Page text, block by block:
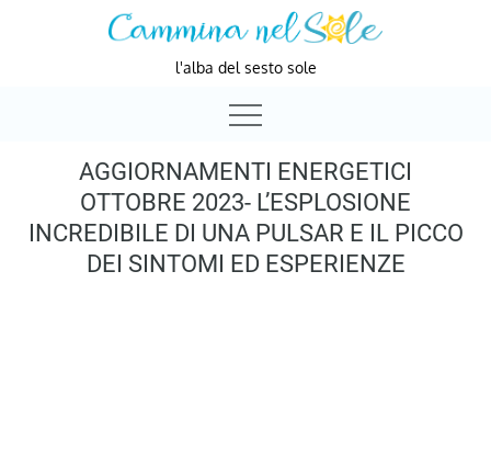
l'alba del sesto sole
AGGIORNAMENTI ENERGETICI
OTTOBRE 2023- L’ESPLOSIONE
INCREDIBILE DI UNA PULSAR E IL PICCO
DEI SINTOMI ED ESPERIENZE